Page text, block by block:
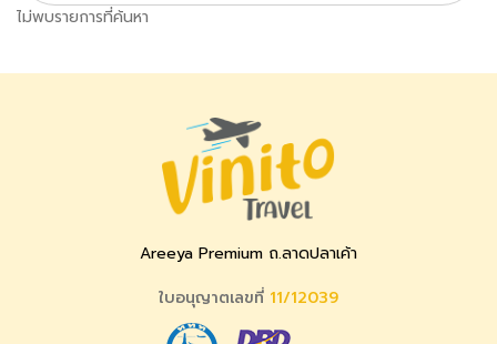
ไม่พบรายการที่ค้นหา
Areeya Premium ถ.ลาดปลาเค้า
ใบอนุญาตเลขที่ 11/12039